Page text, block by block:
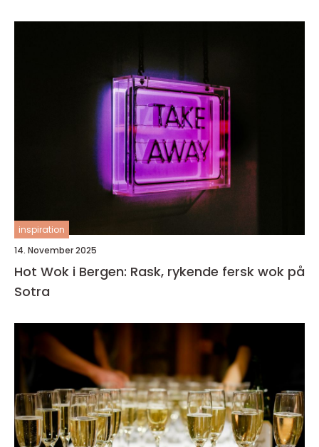
inspiration
14. November 2025
Hot Wok i Bergen: Rask, rykende fersk wok på
Sotra